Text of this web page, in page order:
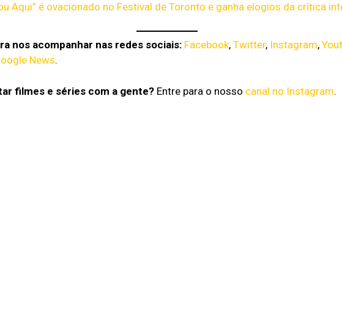
Aqui” é ovacionado no Festival de Toronto e ganha elogios da crítica
nos acompanhar nas redes sociais: Facebook, Twitter, Instagram,
News.
filmes e séries com a gente? Entre para o nosso canal no Instagram.